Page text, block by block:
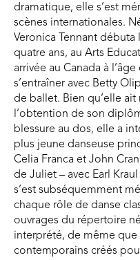
dramatique, elle s’est
scènes internationales.
Veronica Tennant débuta
quatre ans, au Arts
arrivée au Canada à
s’entraîner avec Betty
de ballet. Bien qu’elle
l’obtention de son
blessure au dos, elle a
plus jeune danseuse
Celia Franca et John
de Juliet – avec Earl
s’est subséquemment
chaque rôle de danse
ouvrages du répertoire
interprété, de même que
contemporains créés